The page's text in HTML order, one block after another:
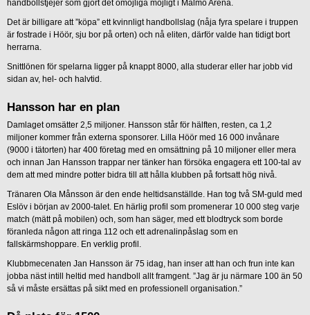
handbollstjejer som gjort det omöjliga möjligt i Malmö Arena.
Det är billigare att ”köpa” ett kvinnligt handbollslag (nåja fyra spelare i truppen
är fostrade i Höör, sju bor på orten) och nå eliten, därför valde han tidigt bort
herrarna.
Snittlönen för spelarna ligger på knappt 8000, alla studerar eller har jobb vid
sidan av, hel- och halvtid.
Hansson har en plan
Damlaget omsätter 2,5 miljoner. Hansson står för hälften, resten, ca 1,2
miljoner kommer från externa sponsorer. Lilla Höör med 16 000 invånare
(9000 i tätorten) har 400 företag med en omsättning på 10 miljoner eller mera
och innan Jan Hansson trappar ner tänker han försöka engagera ett 100-tal av
dem att med mindre potter bidra till att hålla klubben på fortsatt hög nivå.
Tränaren Ola Månsson är den ende heltidsanställde. Han tog två SM-guld med
Eslöv i början av 2000-talet. En härlig profil som promenerar 10 000 steg varje
match (mätt på mobilen) och, som han säger, med ett blodtryck som borde
föranleda någon att ringa 112 och ett adrenalinpåslag som en
fallskärmshoppare. En verklig profil.
Klubbmecenaten Jan Hansson är 75 idag, han inser att han och frun inte kan
jobba näst intill heltid med handboll allt framgent. ”Jag är ju närmare 100 än 50
så vi måste ersättas på sikt med en professionell organisation.”